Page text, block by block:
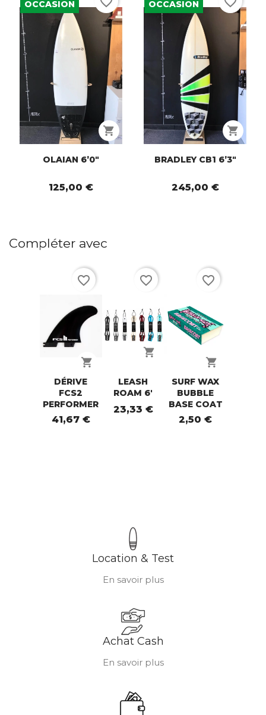
shopping_cart
OLAIAN 6’0"
125,00 €
OCCASION
shopping_cart
BRADLEY CB1 6’3"
245,00 €
OCCASION
Compléter avec
shopping_cart
DÉRIVE
FCS2
PERFORMER
41,67 €
favorite_border
shopping_cart
LEASH
ROAM 6'
23,33 €
favorite_border
shopping_cart
SURF WAX
BUBBLE
BASE COAT
2,50 €
favorite_border
Location & Test
En savoir plus
Achat Cash
En savoir plus